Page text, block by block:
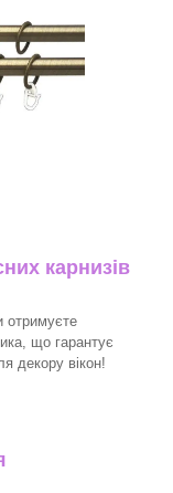
карнизів
отримуєте
що гарантує
декору вікон!​